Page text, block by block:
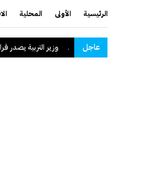
الرئيسية الأولى المحلية
عاجل وزير التربية يصدر قراراً